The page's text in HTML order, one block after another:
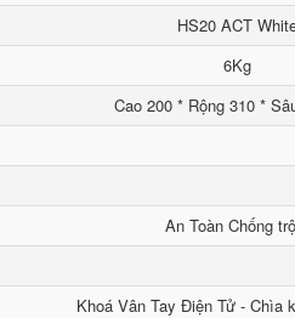
HS20 ACT
6Kg
Cao 200 * Rộng 310 *
An Toàn Chống
Khoá Vân Tay Điện Tử - Chìa